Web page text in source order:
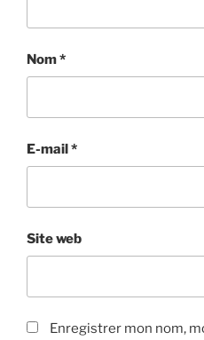
Nom*
E-mail*
Site web
Enregistrer mon nom,